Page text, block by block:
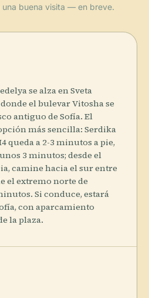
una buena visita — en breve.
se alza en Sveta
el bulevar Vitosha se
antiguo de Sofía. El
más sencilla: Serdika
queda a 2-3 minutos a pie,
3 minutos; desde el
camine hacia el sur entre
el extremo norte de
Si conduce, estará
con aparcamiento
la plaza.